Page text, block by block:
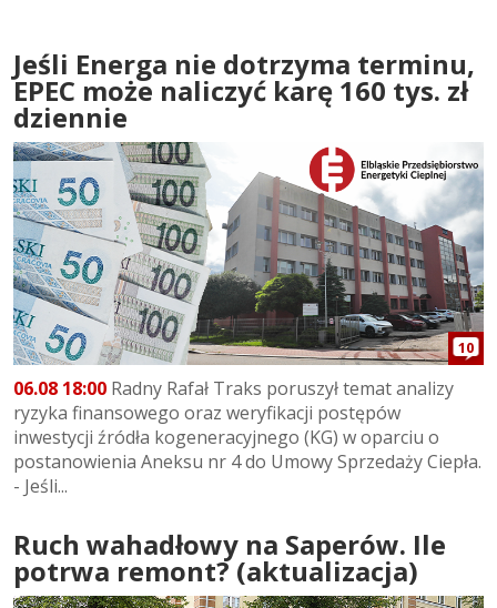
Jeśli Energa nie dotrzyma terminu,
EPEC może naliczyć karę 160 tys. zł
dziennie
10
06.08 18:00 Radny Rafał Traks poruszył temat analizy
ryzyka finansowego oraz weryfikacji postępów
inwestycji źródła kogeneracyjnego (KG) w oparciu o
postanowienia Aneksu nr 4 do Umowy Sprzedaży Ciepła.
- Jeśli...
Ruch wahadłowy na Saperów. Ile
potrwa remont? (aktualizacja)